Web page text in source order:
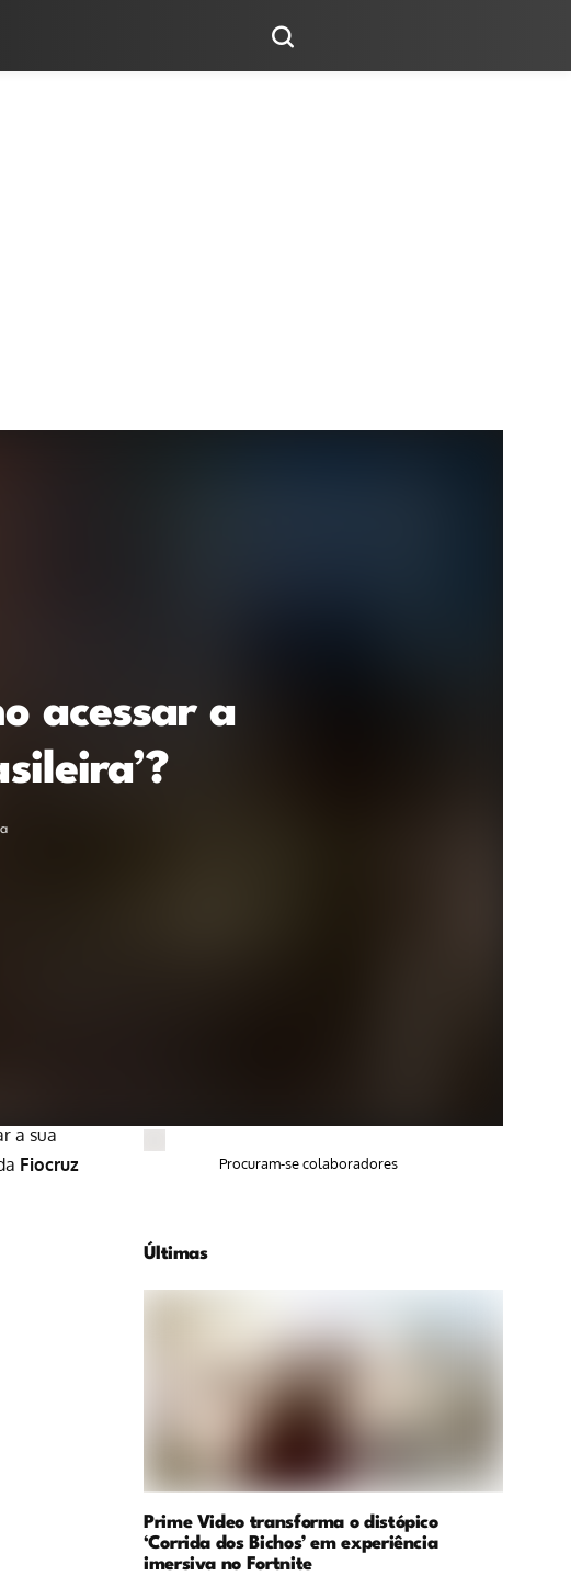
acessar a
a sua
Fiocruz
Procuram-se colaboradores
Últimas
Prime Video transforma o distópico
‘Corrida dos Bichos’ em experiência
imersiva no Fortnite